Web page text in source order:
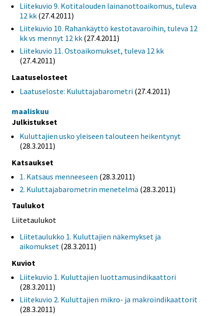
Liitekuvio 9. Kotitalouden lainanottoaikomus, tuleva
12 kk (27.4.2011)
Liitekuvio 10. Rahankäyttö kestotavaroihin, tuleva 12
kk vs mennyt 12 kk (27.4.2011)
Liitekuvio 11. Ostoaikomukset, tuleva 12 kk
(27.4.2011)
Laatuselosteet
Laatuseloste: Kuluttajabarometri (27.4.2011)
maaliskuu
Julkistukset
Kuluttajien usko yleiseen talouteen heikentynyt
(28.3.2011)
Katsaukset
1. Katsaus menneeseen (28.3.2011)
2. Kuluttajabarometrin menetelmä (28.3.2011)
Taulukot
Liitetaulukot
Liitetaulukko 1. Kuluttajien näkemykset ja
aikomukset (28.3.2011)
Kuviot
Liitekuvio 1. Kuluttajien luottamusindikaattori
(28.3.2011)
Liitekuvio 2. Kuluttajien mikro- ja makroindikaattorit
(28.3.2011)